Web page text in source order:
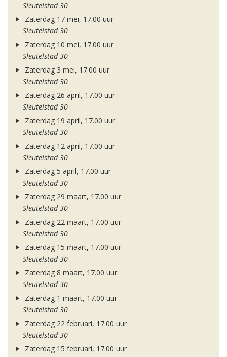
Sleutelstad 30
Zaterdag 17 mei, 17.00 uur
Sleutelstad 30
Zaterdag 10 mei, 17.00 uur
Sleutelstad 30
Zaterdag 3 mei, 17.00 uur
Sleutelstad 30
Zaterdag 26 april, 17.00 uur
Sleutelstad 30
Zaterdag 19 april, 17.00 uur
Sleutelstad 30
Zaterdag 12 april, 17.00 uur
Sleutelstad 30
Zaterdag 5 april, 17.00 uur
Sleutelstad 30
Zaterdag 29 maart, 17.00 uur
Sleutelstad 30
Zaterdag 22 maart, 17.00 uur
Sleutelstad 30
Zaterdag 15 maart, 17.00 uur
Sleutelstad 30
Zaterdag 8 maart, 17.00 uur
Sleutelstad 30
Zaterdag 1 maart, 17.00 uur
Sleutelstad 30
Zaterdag 22 februari, 17.00 uur
Sleutelstad 30
Zaterdag 15 februari, 17.00 uur